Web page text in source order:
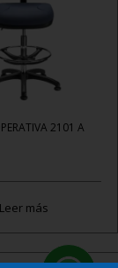
2101 A
Leer más